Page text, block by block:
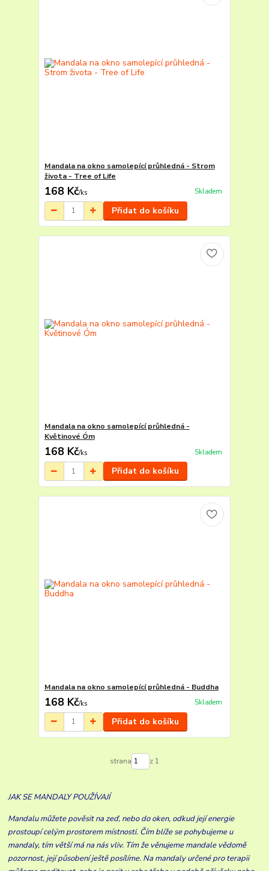
Mandala na okno samolepící průhledná - Strom
života - Tree of Life
168 Kč/ks Skladem
Přidat do košíku
Mandala na okno samolepící průhledná -
Květinové Óm
168 Kč/ks Skladem
Přidat do košíku
Mandala na okno samolepící průhledná - Buddha
168 Kč/ks Skladem
Přidat do košíku
strana z 1
JAK SE MANDALY POUŽÍVAJÍ
Mandalu můžete pověsit na zeď, nebo do oken, odkud její energie
prostoupí celým prostorem místnosti. Čím blíže se pohybujeme u
mandaly, tím větší má na nás vliv. Tím že věnujeme mandale vědomě
pozornost, její působení ještě posílíme. Na mandaly určené pro terapii